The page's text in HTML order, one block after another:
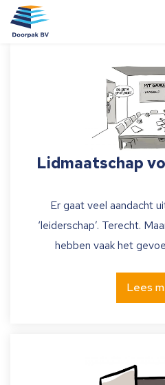
BlogLidmaatschap
Er gaat veel aandacht
‘leiderschap’. Terecht.
hebben vaak het
Lees